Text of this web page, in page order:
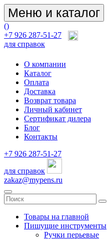
Меню и каталог
()
+7 926 287-51-27
для справок
О компании
Каталог
Оплата
Доставка
Возврат товара
Личный кабинет
Сертификат дилера
Блог
Контакты
+7 926 287-51-27
для справок
zakaz@mypens.ru
Товары на главной
Пишущие инструменты
Ручки перьевые